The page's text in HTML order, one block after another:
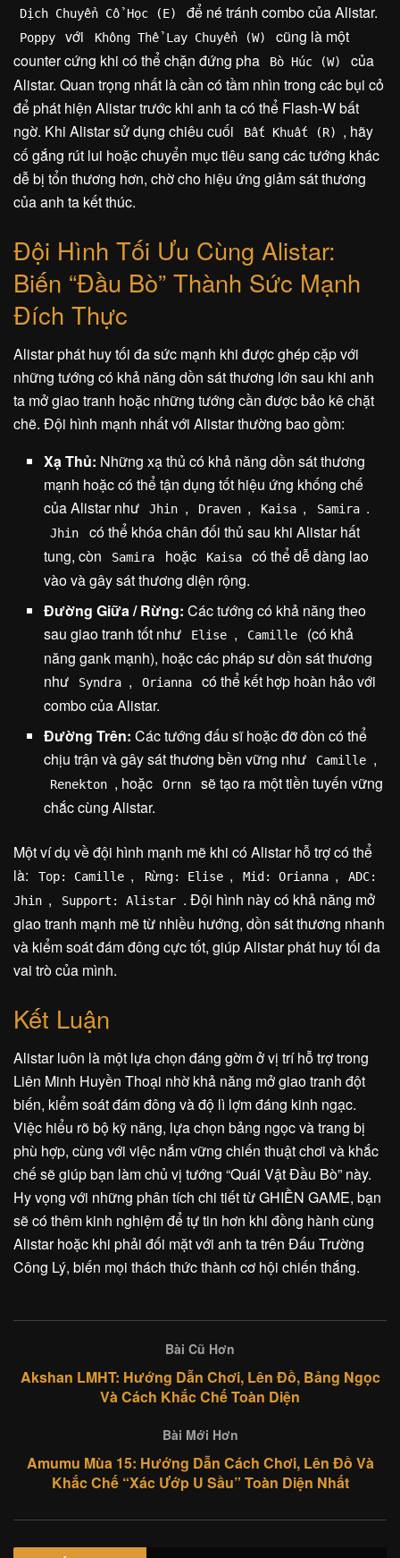
Dịch Chuyển Cổ Học (E) để né tránh combo của Alistar.
Poppy với Không Thể Lay Chuyển (W)
cũng là một
counter cứng khi có thể chặn đứng pha
Bò Húc (W)
của
Alistar. Quan trọng nhất là cần có tầm nhìn trong các bụi cỏ
để phát hiện Alistar trước khi anh ta có thể Flash-W bất
ngờ. Khi Alistar sử dụng chiêu cuối
Bất Khuất (R)
, hãy
cố gắng rút lui hoặc chuyển mục tiêu sang các tướng khác
dễ bị tổn thương hơn, chờ cho hiệu ứng giảm sát thương
của anh ta kết thúc.
Đội Hình Tối Ưu Cùng Alistar:
Biến “Đầu Bò” Thành Sức Mạnh
Đích Thực
Alistar phát huy tối đa sức mạnh khi được ghép cặp với
những tướng có khả năng dồn sát thương lớn sau khi anh
ta mở giao tranh hoặc những tướng cần được bảo kê chặt
chẽ. Đội hình mạnh nhất với Alistar thường bao gồm:
Xạ Thủ: Những xạ thủ có khả năng dồn sát thương
mạnh hoặc có thể tận dụng tốt hiệu ứng khống chế
của Alistar như
Jhin , Draven , Kaisa , Samira .
Jhin
có thể khóa chân đối thủ sau khi Alistar hất
tung, còn
Samira hoặc Kaisa
có thể dễ dàng lao
vào và gây sát thương diện rộng.
Đường Giữa / Rừng: Các tướng có khả năng theo
sau giao tranh tốt như
Elise , Camille
(có khả
năng gank mạnh), hoặc các pháp sư dồn sát thương
như
Syndra , Orianna
có thể kết hợp hoàn hảo với
combo của Alistar.
Đường Trên: Các tướng đấu sĩ hoặc đỡ đòn có thể
chịu trận và gây sát thương bền vững như
Camille ,
Renekton , hoặc Ornn
sẽ tạo ra một tiền tuyến vững
chắc cùng Alistar.
Một ví dụ về đội hình mạnh mẽ khi có Alistar hỗ trợ có thể
là:
Top: Camille , Rừng: Elise , Mid: Orianna ,
ADC:
Jhin , Support: Alistar . Đội hình này có khả năng mở
giao tranh mạnh mẽ từ nhiều hướng, dồn sát thương nhanh
và kiểm soát đám đông cực tốt, giúp Alistar phát huy tối đa
vai trò của mình.
Kết Luận
Alistar luôn là một lựa chọn đáng gờm ở vị trí hỗ trợ trong
Liên Minh Huyền Thoại nhờ khả năng mở giao tranh đột
biến, kiểm soát đám đông và độ lì lợm đáng kinh ngạc.
Việc hiểu rõ bộ kỹ năng, lựa chọn bảng ngọc và trang bị
phù hợp, cùng với việc nắm vững chiến thuật chơi và khắc
chế sẽ giúp bạn làm chủ vị tướng “Quái Vật Đầu Bò” này.
Hy vọng với những phân tích chi tiết từ GHIỀN GAME, bạn
sẽ có thêm kinh nghiệm để tự tin hơn khi đồng hành cùng
Alistar hoặc khi phải đối mặt với anh ta trên Đấu Trường
Công Lý, biến mọi thách thức thành cơ hội chiến thắng.
Bài Cũ Hơn
Akshan LMHT: Hướng Dẫn Chơi, Lên Đồ, Bảng Ngọc
Và Cách Khắc Chế Toàn Diện
Bài Mới Hơn
Amumu Mùa 15: Hướng Dẫn Cách Chơi, Lên Đồ Và
Khắc Chế “Xác Ướp U Sầu” Toàn Diện Nhất